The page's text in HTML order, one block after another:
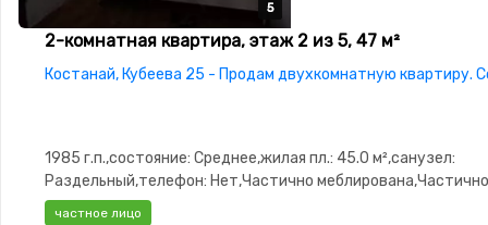
5
5
5
5
5
2-комнатная квартира, этаж 2 из 5, 47 м²
Костанай, Кубеева 25 - Продам двухкомнатную квартиру.
1985 г.п.,состояние: Среднее,жилая пл.: 45.0 м²,санузел:
Раздельный,телефон: Нет,Частично меблирована,Частично
меблирована,Домофон,Неугловая,Кладовка
частное лицо